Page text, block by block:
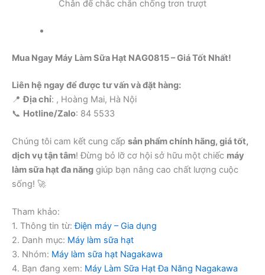
Chân đế chắc chắn chống trơn trượt
Mua Ngay Máy Làm Sữa Hạt NAG0815 – Giá Tốt Nhất!
Liên hệ ngay để được tư vấn và đặt hàng:
📍Địa chỉ: , Hoàng Mai, Hà Nội
📞 Hotline/Zalo: 84 5533
Chúng tôi cam kết cung cấp sản phẩm chính hãng, giá tốt,
dịch vụ tận tâm! Đừng bỏ lỡ cơ hội sở hữu một chiếc máy
làm sữa hạt đa năng giúp bạn nâng cao chất lượng cuộc
sống! 🚀
Tham khảo:
1. Thông tin từ:Điện máy – Gia dụng
2. Danh mục: Máy làm sữa hạt
3. Nhóm: Máy làm sữa hạt Nagakawa
4. Bạn đang xem: Máy Làm Sữa Hạt Đa Năng Nagakawa